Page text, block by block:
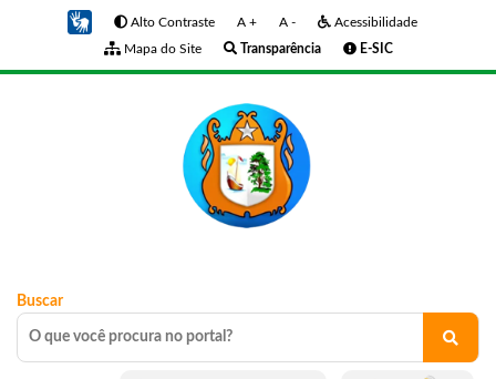
Alto Contraste A + A -
Acessibilidade
Mapa do Site
Transparência E-SIC
Buscar